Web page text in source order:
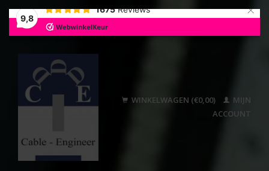
9,8
1675 Reviews ×
WINKELWAGEN (€0,00)
MIJN
ACCOUNT